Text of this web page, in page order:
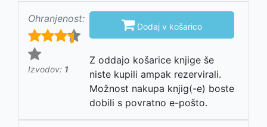
Ohranjenost:
Izvodov: 1
 Dodaj v košarico
Z oddajo košarice knjige še
niste kupili ampak rezervirali.
Možnost nakupa knjig(-e) boste
dobili s povratno e-pošto.